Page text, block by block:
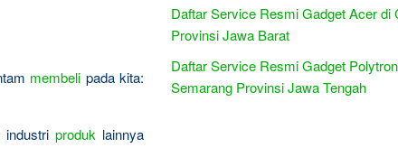
membeli pada kita:
industri produk lainnya
Daftar Service Resmi Gadget Acer di
Provinsi Jawa Barat
Daftar Service Resmi Gadget
Semarang Provinsi Jawa Tengah